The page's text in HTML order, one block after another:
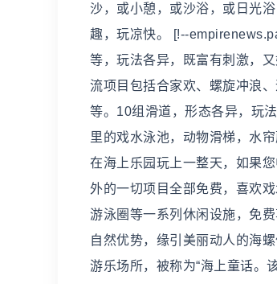
沙，或小憩，或沙浴，或日光
趣，玩凉快。 [!--
等，玩法各异，既富有刺激，
流项目包括合家欢、螺旋冲浪
等。10组滑道，形态各异，玩
里的戏水泳池，动物滑梯，水
在海上乐园玩上一整天，如果
外的一切项目全部免费，喜欢
游泳圈等一系列休闲设施，免
自然优势，缘引美丽动人的海
游乐场所，被称为“海上童话。